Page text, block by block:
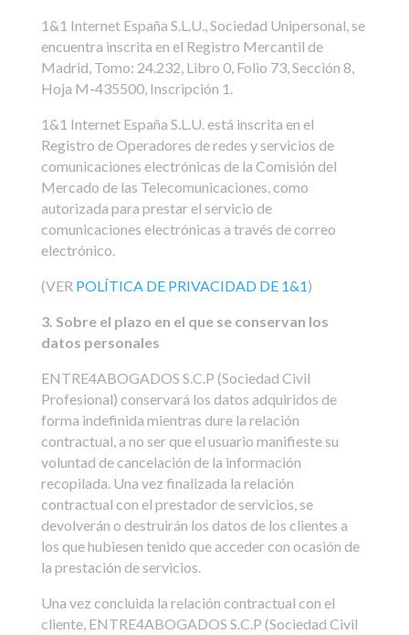
1&1 Internet España S.L.U., Sociedad Unipersonal, se
encuentra inscrita en el Registro Mercantil de
Madrid, Tomo: 24.232, Libro 0, Folio 73, Sección 8,
Hoja M-435500, Inscripción 1.
1&1 Internet España S.L.U. está inscrita en el
Registro de Operadores de redes y servicios de
comunicaciones electrónicas de la Comisión del
Mercado de las Telecomunicaciones, como
autorizada para prestar el servicio de
comunicaciones electrónicas a través de correo
electrónico.
(VER POLÍTICA DE PRIVACIDAD DE 1&1)
3. Sobre el plazo en el que se conservan los
datos personales
ENTRE4ABOGADOS S.C.P (Sociedad Civil
Profesional) conservará los datos adquiridos de
forma indefinida mientras dure la relación
contractual, a no ser que el usuario manifieste su
voluntad de cancelación de la información
recopilada. Una vez finalizada la relación
contractual con el prestador de servicios, se
devolverán o destruirán los datos de los clientes a
los que hubiesen tenido que acceder con ocasión de
la prestación de servicios.
Una vez concluida la relación contractual con el
cliente, ENTRE4ABOGADOS S.C.P (Sociedad Civil